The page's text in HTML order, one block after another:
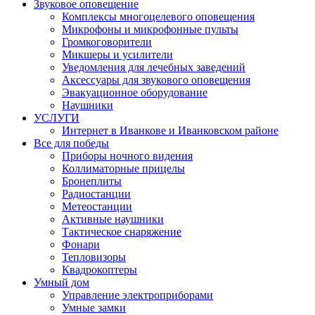
Звуковое оповещение
Комплексы многоцелевого оповещения
Микрофоны и микрофонные пульты
Громкоговорители
Микшеры и усилители
Уведомления для лечебных заведений
Аксессуары для звукового оповещения
Эвакуационное оборудование
Наушники
УСЛУГИ
Интернет в Иванкове и Иванковском районе
Все для победы
Приборы ночного видения
Коллиматорные прицелы
Бронеплиты
Радиостанции
Метеостанции
Активные наушники
Тактическое снаряжение
Фонари
Тепловизоры
Квадрокоптеры
Умный дом
Управление электроприборами
Умные замки